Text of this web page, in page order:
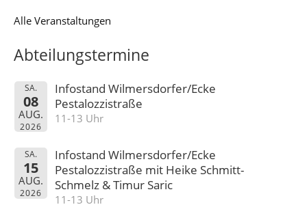
Alle Veranstaltungen
Abteilungstermine
SA.
08
AUG.
2026
Infostand Wilmersdorfer/Ecke
Pestalozzistraße
11-13 Uhr
SA.
15
AUG.
2026
Infostand Wilmersdorfer/Ecke
Pestalozzistraße mit Heike Schmitt-
Schmelz & Timur Saric
11-13 Uhr